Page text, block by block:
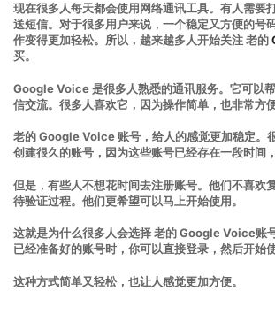
现在很多人每天都会使用网络通讯工具。有人需要
送短信。对于很多用户来说，一个稳定又方便的号
作变得更加轻松。所以，越来越多人开始关注 老的
买。
Google Voice 是很多人熟悉的通讯服务。它可以
信交流。很多人喜欢它，因为操作简单，也非常方便
老的 Google Voice 账号，给人的感觉更加稳定。
创建很久的账号，因为这些账号已经存在一段时间
但是，有些人不想花时间去注册账号。他们不喜欢
待验证过程。他们更希望可以马上开始使用。
这就是为什么很多人会选择 老的 Google Voice账
已经准备好的账号时，你可以直接登录，然后开始使
这种方式简单又轻松，也让人感觉更加方便。